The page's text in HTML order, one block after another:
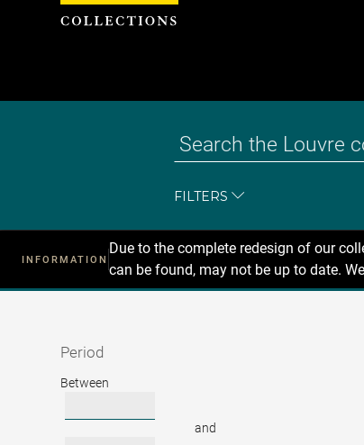
FILTERS
INFORMATION
Due to the complete redesign of our
can be found, may not be up to date.
Recherche
Period
Period
Between
and
Cookies management panel